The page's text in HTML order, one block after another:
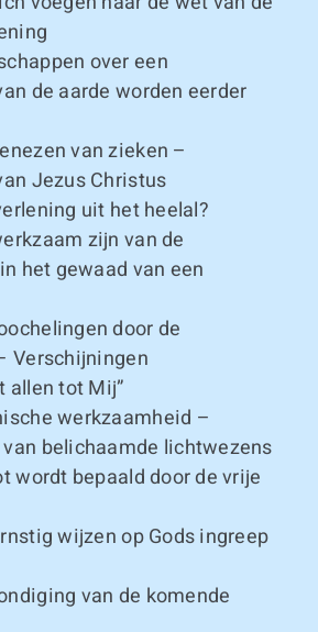
over een
de aarde worden eerder
van zieken –
Jezus Christus
uit het heelal?
zijn van de
het gewaad van een
door de
Verschijningen
allen tot Mij”
werkzaamheid –
belichaamde lichtwezens
wordt bepaald door de vrije
wijzen op Gods ingreep
van de komende